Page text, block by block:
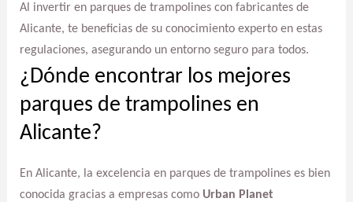
Al invertir en parques de trampolines con fabricantes de
Alicante, te beneficias de su conocimiento experto en estas
regulaciones, asegurando un entorno seguro para todos.
¿Dónde encontrar los mejores
parques de trampolines en
Alicante?
En Alicante, la excelencia en parques de trampolines es bien
conocida gracias a empresas como Urban Planet